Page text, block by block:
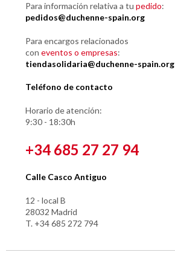
Para información relativa a tu pedido:
pedidos@duchenne-spain.org
Para encargos relacionados
con eventos o empresas:
tiendasolidaria@duchenne-spain.org
Teléfono de contacto
Horario de atención:
9:30 - 18:30h
+34 685 27 27 94
Calle Casco Antiguo
12 - local B
28032 Madrid
T. +34 685 272 794